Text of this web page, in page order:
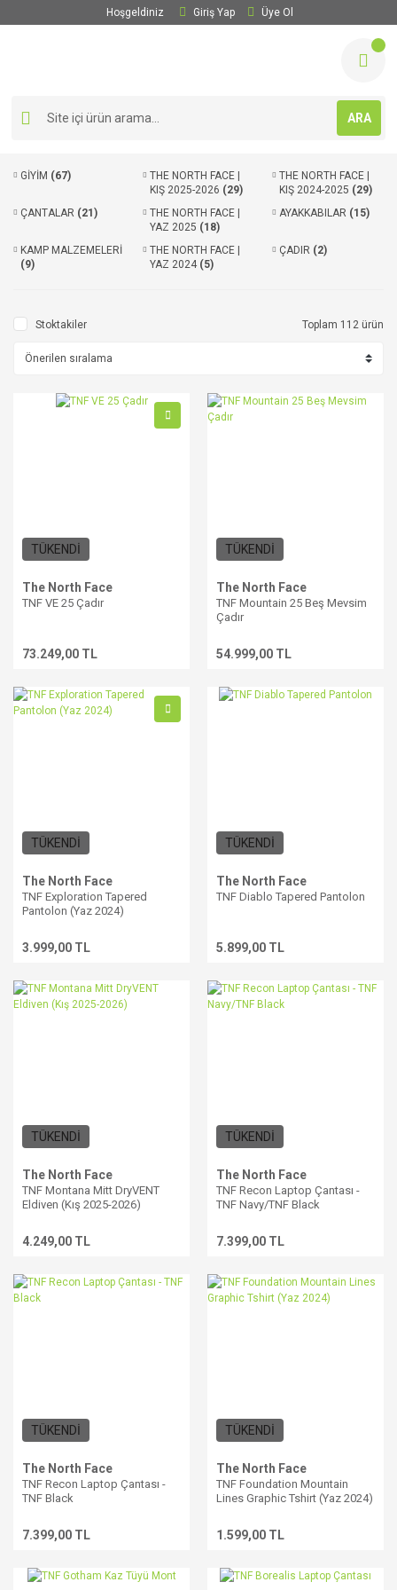
Hoşgeldiniz Giriş Yap Üye Ol
ARA
GİYİM (67)
THE NORTH FACE |
KIŞ 2025-2026 (29)
THE NORTH FACE |
KIŞ 2024-2025 (29)
ÇANTALAR (21)
THE NORTH FACE |
YAZ 2025 (18)
AYAKKABILAR (15)
KAMP MALZEMELERİ
(9)
THE NORTH FACE |
YAZ 2024 (5)
ÇADIR (2)
Stoktakiler Toplam 112 ürün
TÜKENDİ
The North Face
TNF VE 25 Çadır
73.249,00 TL
TÜKENDİ
The North Face
TNF Mountain 25 Beş Mevsim
Çadır
54.999,00 TL
TÜKENDİ
The North Face
TNF Exploration Tapered
Pantolon (Yaz 2024)
3.999,00 TL
TÜKENDİ
The North Face
TNF Diablo Tapered Pantolon
5.899,00 TL
TÜKENDİ
The North Face
TNF Montana Mitt DryVENT
Eldiven (Kış 2025-2026)
4.249,00 TL
TÜKENDİ
The North Face
TNF Recon Laptop Çantası -
TNF Navy/TNF Black
7.399,00 TL
TÜKENDİ
The North Face
TNF Recon Laptop Çantası -
TNF Black
7.399,00 TL
TÜKENDİ
The North Face
TNF Foundation Mountain
Lines Graphic Tshirt (Yaz 2024)
1.599,00 TL